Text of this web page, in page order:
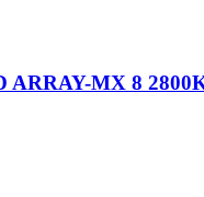
ARRAY-MX 8